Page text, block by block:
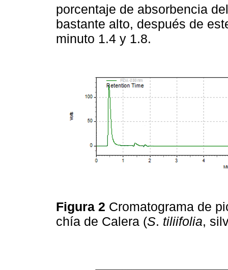
porcentaje de absorbencia
bastante alto, después de
minuto 1.4 y 1.8.
Figura 2 Cromatograma de
chía de Calera (S. tiliifolia,